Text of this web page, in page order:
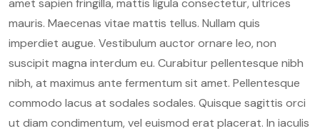
amet sapien fringilla, mattis ligula consectetur, ultrices
mauris. Maecenas vitae mattis tellus. Nullam quis
imperdiet augue. Vestibulum auctor ornare leo, non
suscipit magna interdum eu. Curabitur pellentesque nibh
nibh, at maximus ante fermentum sit amet. Pellentesque
commodo lacus at sodales sodales. Quisque sagittis orci
ut diam condimentum, vel euismod erat placerat. In iaculis